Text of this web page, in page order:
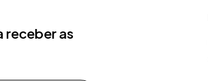
receber as